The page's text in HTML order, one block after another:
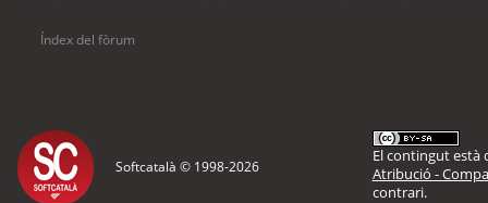
Índex del fòrum
Softcatalà © 1998-2026
El contingut està
Atribució -
contrari.